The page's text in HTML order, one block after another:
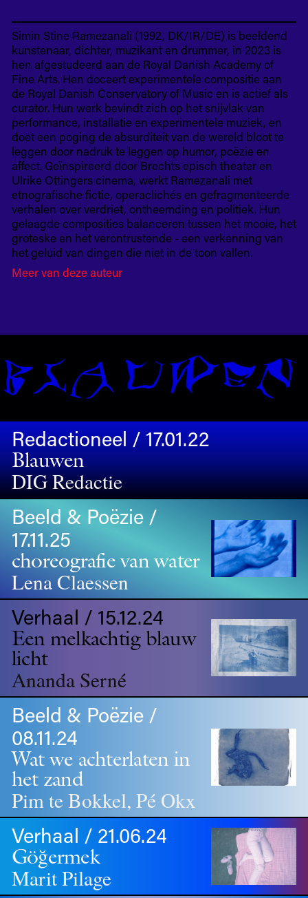
Simin Stine Ramezanali (1992, DK/IR/DE) is beeldend
kunstenaar, dichter, muzikant en drummer, in 2023 is
hen afgestudeerd aan de Royal Danish Academy of
Fine Arts. Hen doceert experimentele compositie aan
de Royal Danish Conservatory of Music en is actief als
curator. Hun werk bevindt zich op het snijvlak van
performance, installatie en experimentele muziek, en
doet een poging de absurditeit van de wereld bloot te
leggen door nadruk te leggen op humor, poëzie en
affect. Geïnspireerd door Brechts episch theater en
Ulrike Ottingers cinema, werkt Ramezanali met
etnografische fictie, operaclichés en gefragmenteerde
verhalen over verdriet, ontheemding en politiek. Hun
gelaagde composities balanceren tussen het mooie, het
groteske en het verontrustende - een verkenning van
het geluid van dingen die niet in de toon vallen.
Meer van deze auteur
Redactioneel / 17.01.22
Blauwen
DIG Redactie
Beeld & Poëzie /
17.11.25
choreografie van water
Lena Claessen
Verhaal / 15.12.24
Een melkachtig blauw
licht
Ananda Serné
Beeld & Poëzie /
08.11.24
Wat we achterlaten in
het zand
Pim te Bokkel, Pé Okx
Verhaal / 21.06.24
Göğermek
Marit Pilage